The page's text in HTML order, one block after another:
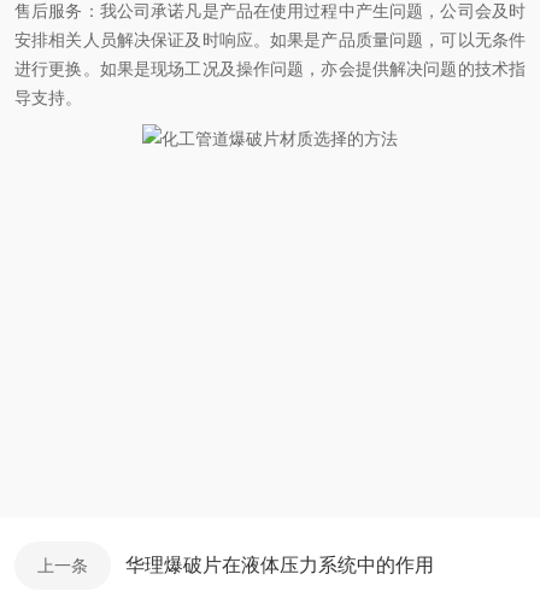
售后服务：我公司承诺凡是产品在使用过程中产生问题，公司会及时
安排相关人员解决保证及时响应。如果是产品质量问题，可以无条件
进行更换。如果是现场工况及操作问题，亦会提供解决问题的技术指
导支持。
上一条 华理爆破片在液体压力系统中的作用